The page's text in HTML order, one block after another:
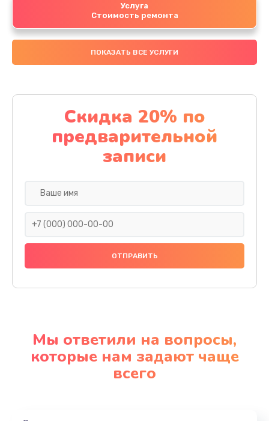
Услуга
Стоимость ремонта
ПОКАЗАТЬ ВСЕ УСЛУГИ
Скидка 20% по
предварительной
записи
Мы ответили на вопросы,
которые нам задают чаще
всего